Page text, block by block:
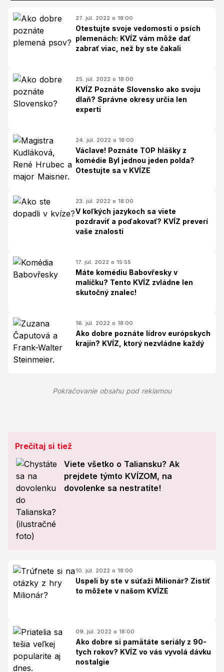
27. júl. 2022 o 18:00
Otestujte svoje vedomosti o psích
plemenách: KVÍZ vám môže dať
zabrať viac, než by ste čakali
25. júl. 2022 o 18:00
KVÍZ Poznáte Slovensko ako svoju
dlaň? Správne okresy určia len
experti
24. júl. 2022 o 18:00
Václave! Poznáte TOP hlášky z
komédie Byl jednou jeden polda?
Otestujte sa v KVÍZE
23. júl. 2022 o 18:00
V koľkých jazykoch sa viete
pozdraviť a poďakovať? KVÍZ preverí
vaše znalosti
17. júl. 2022 o 15:55
Máte komédiu Babovřesky v
malíčku? Tento KVÍZ zvládne len
skutočný znalec!
16. júl. 2022 o 18:00
Ako dobre poznáte lídrov európskych
krajín? KVÍZ, ktorý nezvládne každý
Pokračovanie obsahu pod reklamou
Prečítaj si tiež
Viete všetko o Taliansku? Ak
prejdete týmto KVÍZOM, na
dovolenke sa nestratíte!
10. júl. 2022 o 18:00
Uspeli by ste v súťaži Milionár? Zistiť
to môžete v našom KVÍZE
09. júl. 2022 o 18:00
Ako dobre si pamätáte seriály z 90-
tych rokov? KVÍZ vo vás vyvolá dávku
nostalgie